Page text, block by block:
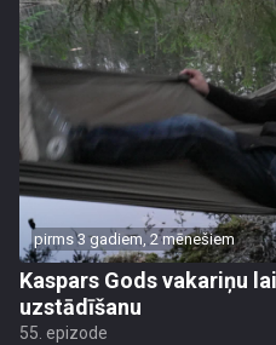
pirms 3 gadiem, 2 mēnešiem
Kaspars Gods vakariņu
uzstādīšanu
55. epizode